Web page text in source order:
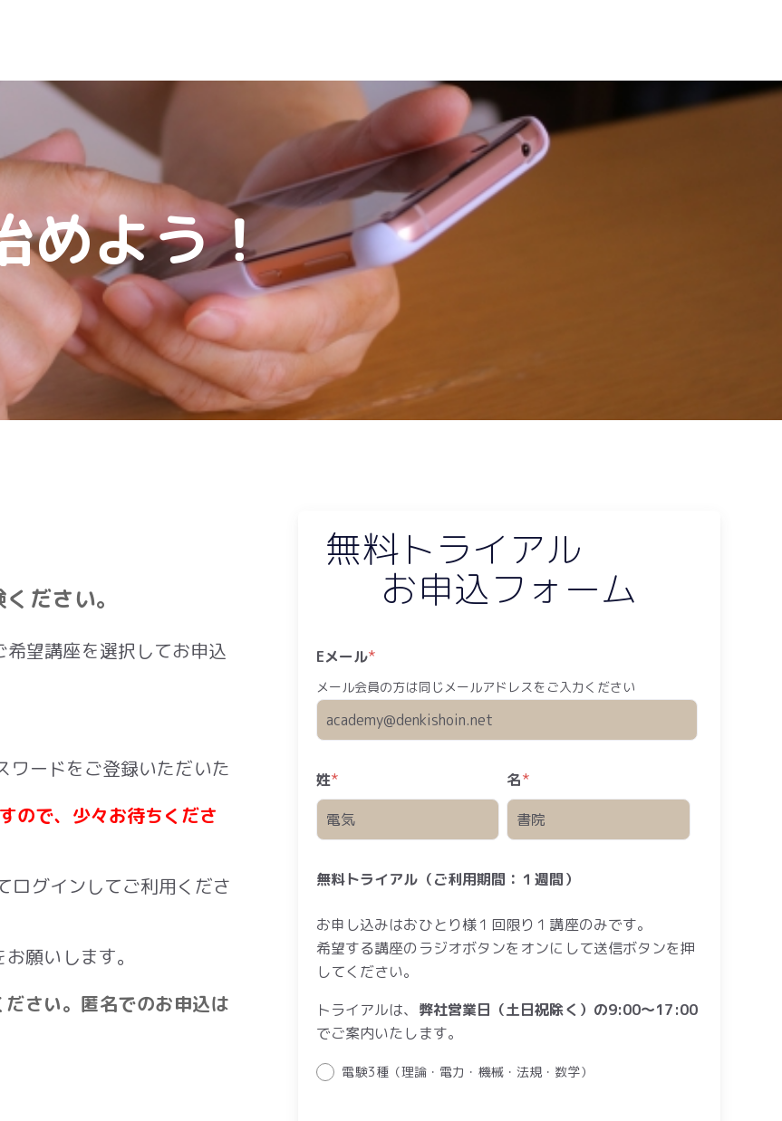
めよう！
ださい。
望講座を選択してお申込
ワードをご登録いただいた
ので、少々お待ちくださ
ログインしてご利用くださ
願いします。
さい。匿名でのお申込は
無料トライアル
お申込フォーム
Eメール*
メール会員の方は同じメールアドレスをご入力ください
姓* 名*
無料トライアル（ご利用期間：１週間）
お申し込みはおひとり様１回限り１講座のみです。
希望する講座のラジオボタンをオンにして送信ボタンを押
してください。
トライアルは、 弊社営業日（土日祝除く）の9:00〜17:00
でご案内いたします。
電験3種（理論・電力・機械・法規・数学）